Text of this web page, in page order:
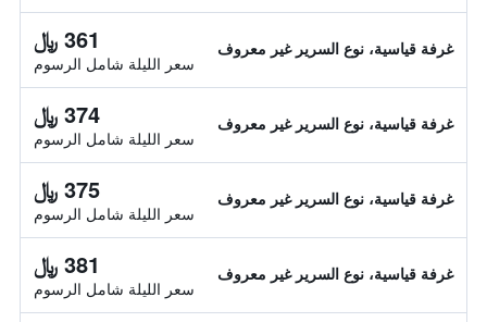
غرفة قياسية، نوع السرير غير معروف 361 ﷼
سعر الليلة شامل الرسوم
غرفة قياسية، نوع السرير غير معروف 374 ﷼
سعر الليلة شامل الرسوم
غرفة قياسية، نوع السرير غير معروف 375 ﷼
سعر الليلة شامل الرسوم
غرفة قياسية، نوع السرير غير معروف 381 ﷼
سعر الليلة شامل الرسوم